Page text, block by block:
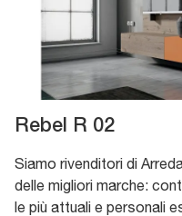
Rebel R 02
Siamo rivenditori di
delle migliori marche:
le più attuali e personali